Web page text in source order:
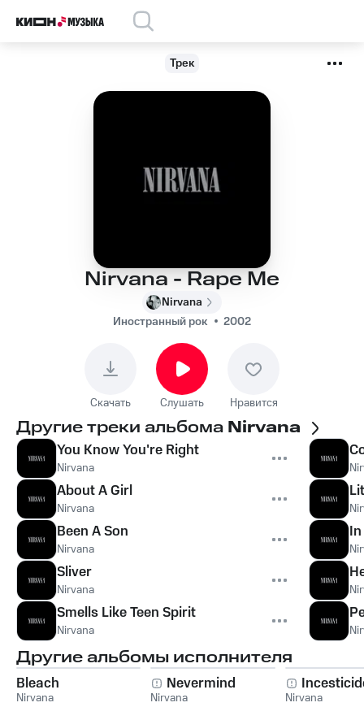
Трек
Nirvana - Rape Me
Nirvana
Иностранный рок
2002
Скачать Слушать Нравится
Другие треки альбома Nirvana
You Know You're Right
Nirvana
About A Girl
Nirvana
Been A Son
Nirvana
Sliver
Nirvana
Smells Like Teen Spirit
Nirvana
Другие альбомы исполнителя
Bleach
Nirvana
Nevermind
Nirvana Nirvana